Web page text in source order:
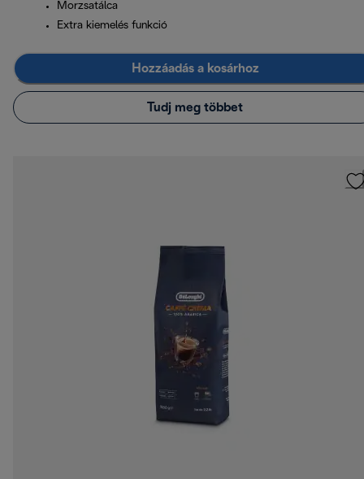
Morzsatálca
Extra kiemelés funkció
Hozzáadás a kosárhoz
Tudj meg többet